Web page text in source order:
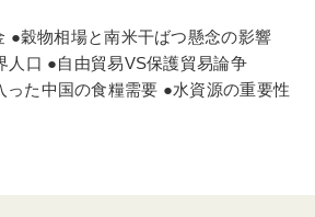
●穀物相場と南米干ばつ懸念の影響
人口 ●自由貿易VS保護貿易論争
った中国の食糧需要 ●水資源の重要性